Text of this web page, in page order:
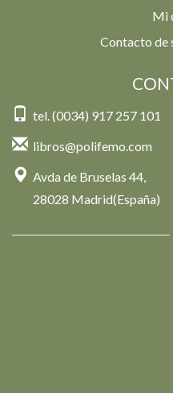
Mi
Contacto de
tel. (0034) 917 257 101
libros@polifemo.com
Avda de Bruselas 44,
28028 Madrid(España)